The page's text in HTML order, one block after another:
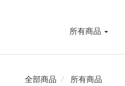
所有商品
全部商品 所有商品